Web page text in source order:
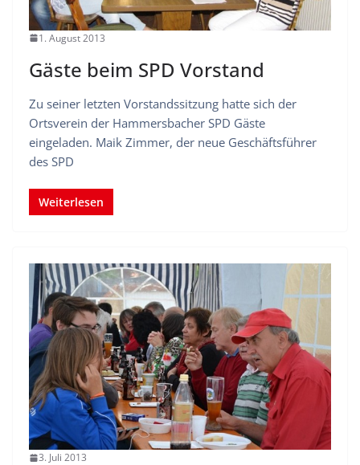
1. August 2013
Gäste beim SPD Vorstand
Zu seiner letzten Vorstandssitzung hatte sich der
Ortsverein der Hammersbacher SPD Gäste
eingeladen. Maik Zimmer, der neue Geschäftsführer
des SPD
Weiterlesen
3. Juli 2013